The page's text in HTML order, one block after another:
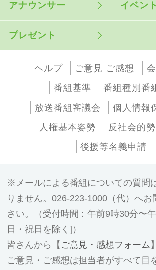
アナウンサー イベント
プレゼント
ヘルプ ご意見 ご感想
番組基準
番組種別番
放送番組審議会
個人情報
人権基本姿勢
反社会的
後援等名義申請
メールによる番組についての質問
りません。026-223-1000（代）へお
さい。（受付時間：午前9時30分〜
日・祝日を除く]）
皆さんから【 ご意見・感想フォーム
ご意見・ご感想は担当者がすべて目